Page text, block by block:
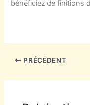
bénéficiez de finitions
PRÉCÉDENT